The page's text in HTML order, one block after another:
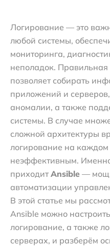
Логирование — это
любой системы,
мониторинга,
неполадок. Правильная
позволяет собирать
приложений и
аномалии, а также
системы. В случае
сложной архитектуры
логирование на каждом
неэффективным.
приходитAnsible —
автоматизации
В этой статье мы
Ansible можно
логирование, а также
серверах, и разберём